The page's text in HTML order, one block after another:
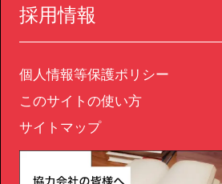
採用情報
個人情報等保護ポリシー
このサイトの使い方
サイトマップ